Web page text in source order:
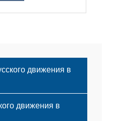
движения в
движения в